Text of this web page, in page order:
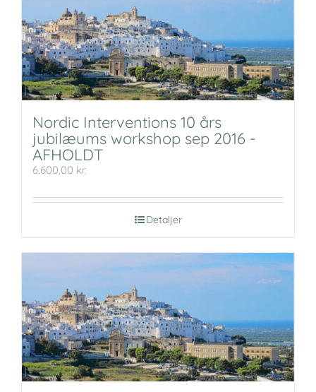
Nordic Interventions 10 års
jubilæums workshop sep 2016 -
AFHOLDT
6.600,00 kr.
Detaljer